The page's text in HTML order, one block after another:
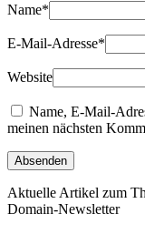
Name*
E-Mail-Adresse*
Website
Name, E-Mail-
meinen nächsten
Aktuelle Artikel zum
Domain-Newsletter